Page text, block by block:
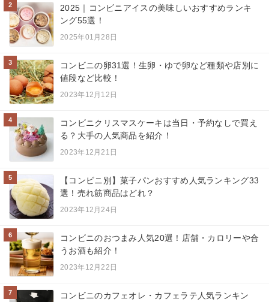
2
2025｜コンビニアイスの美味しいおすすめランキ
ング55選！
2025年01月28日
3
コンビニの卵31選！生卵・ゆで卵など種類や店別に
値段など比較！
2023年12月12日
4
コンビニクリスマスケーキは当日・予約なしで買え
る？大手の人気商品を紹介！
2023年12月21日
5
【コンビニ別】菓子パンおすすめ人気ランキング33
選！売れ筋商品はどれ？
2023年12月24日
6
コンビニのおつまみ人気20選！店舗・カロリーや合
うお酒も紹介！
2023年12月22日
7
コンビニのカフェオレ・カフェラテ人気ランキン